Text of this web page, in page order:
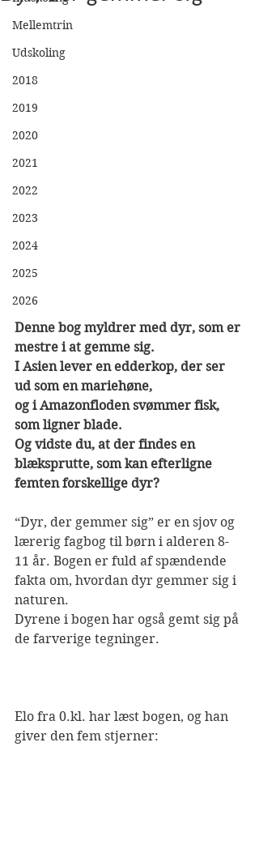
Mellemtrin
Udskoling
2018
2019
2020
2021
2022
2023
2024
2025
2026
Denne bog myldrer med dyr, som er
mestre i at gemme sig.
I Asien lever en edderkop, der ser
ud som en mariehøne,
og i Amazonfloden svømmer fisk,
som ligner blade.
Og vidste du, at der findes en
blæksprutte, som kan efterligne
femten forskellige dyr?
“Dyr, der gemmer sig” er en sjov og
lærerig fagbog til børn i alderen 8-
11 år. Bogen er fuld af spændende
fakta om, hvordan dyr gemmer sig i
naturen.
Dyrene i bogen har også gemt sig på
de farverige tegninger.
Elo fra 0.kl. har læst bogen, og han
giver den fem stjerner: